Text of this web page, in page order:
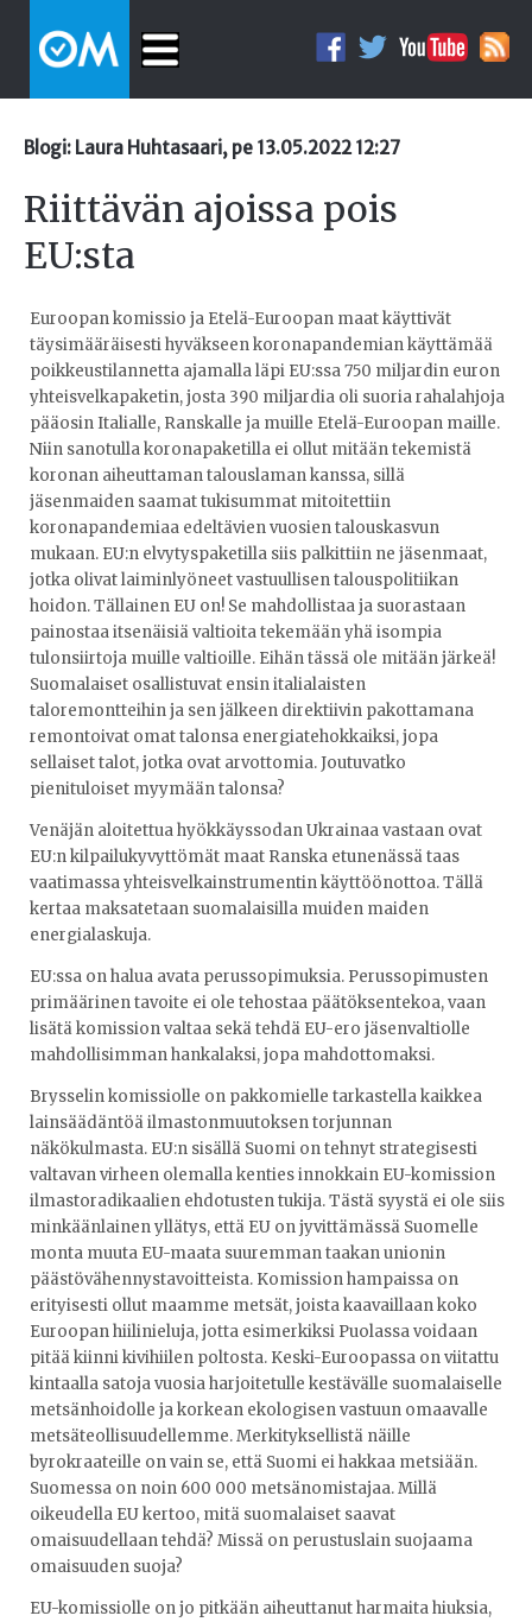
Blogi: Laura Huhtasaari, pe 13.05.2022 12:27
Riittävän ajoissa pois
EU:sta
Euroopan komissio ja Etelä-Euroopan maat käyttivät
täysimääräisesti hyväkseen koronapandemian käyttämää
poikkeustilannetta ajamalla läpi EU:ssa 750 miljardin euron
yhteisvelkapaketin, josta 390 miljardia oli suoria rahalahjoja
pääosin Italialle, Ranskalle ja muille Etelä-Euroopan maille.
Niin sanotulla koronapaketilla ei ollut mitään tekemistä
koronan aiheuttaman talouslaman kanssa, sillä
jäsenmaiden saamat tukisummat mitoitettiin
koronapandemiaa edeltävien vuosien talouskasvun
mukaan. EU:n elvytyspaketilla siis palkittiin ne jäsenmaat,
jotka olivat laiminlyöneet vastuullisen talouspolitiikan
hoidon. Tällainen EU on! Se mahdollistaa ja suorastaan
painostaa itsenäisiä valtioita tekemään yhä isompia
tulonsiirtoja muille valtioille. Eihän tässä ole mitään järkeä!
Suomalaiset osallistuvat ensin italialaisten
taloremontteihin ja sen jälkeen direktiivin pakottamana
remontoivat omat talonsa energiatehokkaiksi, jopa
sellaiset talot, jotka ovat arvottomia. Joutuvatko
pienituloiset myymään talonsa?
Venäjän aloitettua hyökkäyssodan Ukrainaa vastaan ovat
EU:n kilpailukyvyttömät maat Ranska etunenässä taas
vaatimassa yhteisvelkainstrumentin käyttöönottoa. Tällä
kertaa maksatetaan suomalaisilla muiden maiden
energialaskuja.
EU:ssa on halua avata perussopimuksia. Perussopimusten
primäärinen tavoite ei ole tehostaa päätöksentekoa, vaan
lisätä komission valtaa sekä tehdä EU-ero jäsenvaltiolle
mahdollisimman hankalaksi, jopa mahdottomaksi.
Brysselin komissiolle on pakkomielle tarkastella kaikkea
lainsäädäntöä ilmastonmuutoksen torjunnan
näkökulmasta. EU:n sisällä Suomi on tehnyt strategisesti
valtavan virheen olemalla kenties innokkain EU-komission
ilmastoradikaalien ehdotusten tukija. Tästä syystä ei ole siis
minkäänlainen yllätys, että EU on jyvittämässä Suomelle
monta muuta EU-maata suuremman taakan unionin
päästövähennystavoitteista. Komission hampaissa on
erityisesti ollut maamme metsät, joista kaavaillaan koko
Euroopan hiilinieluja, jotta esimerkiksi Puolassa voidaan
pitää kiinni kivihiilen poltosta. Keski-Euroopassa on viitattu
kintaalla satoja vuosia harjoitetulle kestävälle suomalaiselle
metsänhoidolle ja korkean ekologisen vastuun omaavalle
metsäteollisuudellemme. Merkityksellistä näille
byrokraateille on vain se, että Suomi ei hakkaa metsiään.
Suomessa on noin 600 000 metsänomistajaa. Millä
oikeudella EU kertoo, mitä suomalaiset saavat
omaisuudellaan tehdä? Missä on perustuslain suojaama
omaisuuden suoja?
EU-komissiolle on jo pitkään aiheuttanut harmaita hiuksia,